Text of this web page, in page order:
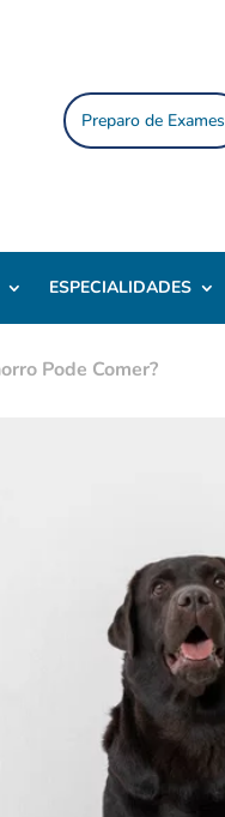
Preparo de Exames
ESPECIALIDADES
Pode Comer?